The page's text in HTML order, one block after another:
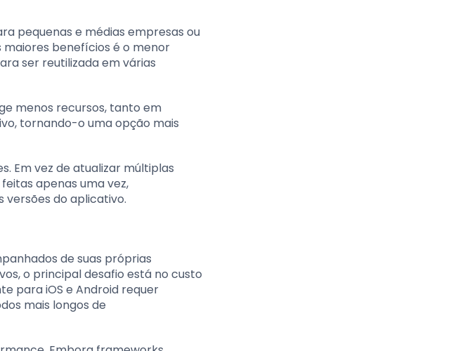
pequenas e médias empresas ou
benefícios é o menor
ser reutilizada em várias
menos recursos, tanto em
tornando-o uma opção mais
Em vez de atualizar múltiplas
apenas uma vez,
versões do aplicativo.
de suas próprias
o principal desafio está no custo
para iOS e Android requer
mais longos de